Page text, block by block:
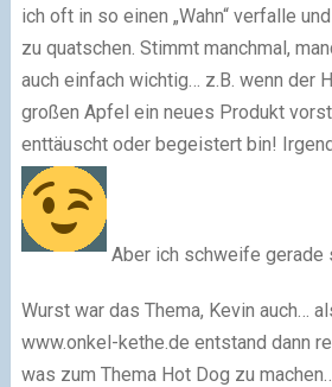
ich oft in so einen „Wahn“ verfalle
zu quatschen. Stimmt manchmal,
auch einfach wichtig… z.B. wenn der
großen Apfel ein neues Produkt
enttäuscht oder begeistert bin!
Aber ich schweife gerade
Wurst war das Thema, Kevin auch…
www.onkel-kethe.de entstand dann
was zum Thema Hot Dog zu